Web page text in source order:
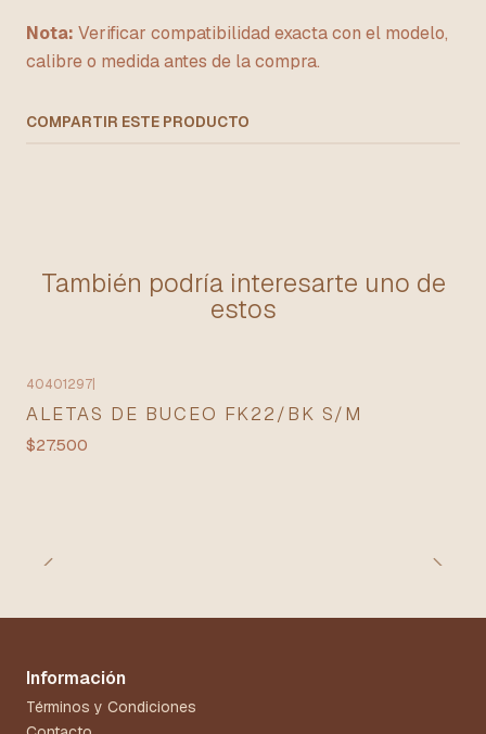
Nota: Verificar compatibilidad exacta con el modelo,
calibre o medida antes de la compra.
COMPARTIR ESTE PRODUCTO
También podría interesarte uno de
estos
40401297
ALETAS DE BUCEO FK22/BK S/M
$27.500
Información
Términos y Condiciones